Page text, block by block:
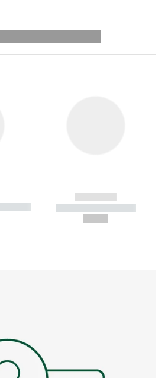
--------
------------
----------- -----------